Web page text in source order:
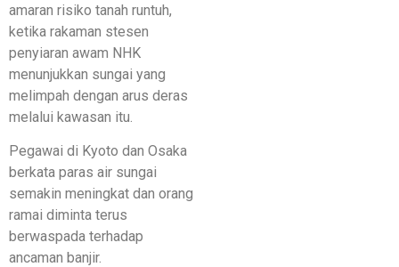
amaran risiko tanah runtuh,
ketika rakaman stesen
penyiaran awam NHK
menunjukkan sungai yang
melimpah dengan arus deras
melalui kawasan itu.
Pegawai di Kyoto dan Osaka
berkata paras air sungai
semakin meningkat dan orang
ramai diminta terus
berwaspada terhadap
ancaman banjir.